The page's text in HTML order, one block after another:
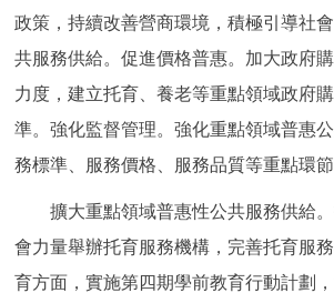
政策，持續改善營商環境，積極引導社
共服務供給。促進價格普惠。加大政府
力度，建立托育、養老等重點領域政府
準。強化監督管理。強化重點領域普惠
務標準、服務價格、服務品質等重點環節
擴大重點領域普惠性公共服務供給。
會力量舉辦托育服務機構，完善托育服
育方面，實施第四期學前教育行動計劃